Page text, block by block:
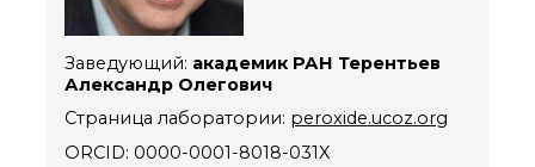
органической химии
РАН (ЦКП ИОХ РАН)
Библиотека
Инфоресурсы
Профком
Документы
Заведующий: академик РАН Терентьев
Александр Олегович
Страница лаборатории: peroxide.ucoz.org